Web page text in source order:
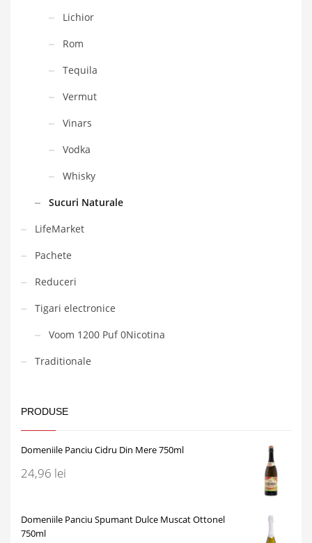
Lichior
Rom
Tequila
Vermut
Vinars
Vodka
Whisky
Sucuri Naturale
LifeMarket
Pachete
Reduceri
Tigari electronice
Voom 1200 Puf 0Nicotina
Traditionale
PRODUSE
Domeniile Panciu Cidru Din Mere 750ml
24,96 lei
Domeniile Panciu Spumant Dulce Muscat Ottonel
750ml